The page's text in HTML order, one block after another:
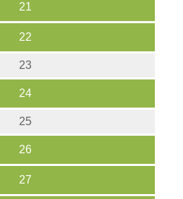
21
22
23
24
25
26
27